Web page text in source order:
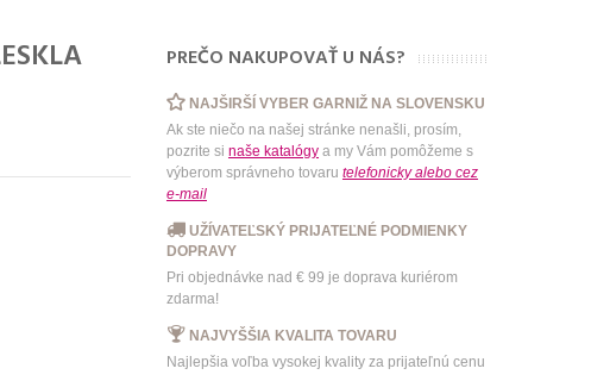
PREČO NAKUPOVAŤ U NÁS?
NAJŠIRŠÍ VYBER GARNIŽ NA SLOVENSKU
Ak ste niečo na našej stránke nenašli, prosím,
pozrite si naše katalógya my Vám pomôžeme s
výberom správneho tovaru telefonicky alebo cez
e-mail
UŽÍVATEĽSKÝ PRIJATEĽNÉ PODMIENKY
DOPRAVY
Pri objednávke nad € 99 je doprava kuriérom
zdarma!
NAJVYŠŠIA KVALITA TOVARU
Najlepšia voľba vysokej kvality za prijateľnú cenu